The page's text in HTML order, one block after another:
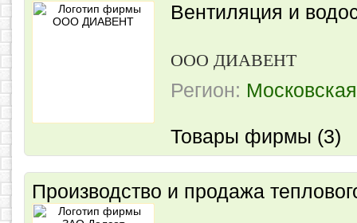
Вентиляция и
ООО ДИАВЕНТ
Регион:
Товары фирмы (3)
Производство и продажа